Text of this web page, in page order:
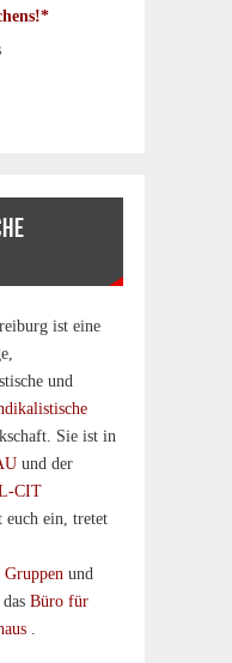
ist eine
und
Sie ist in
und der
CIT
euch ein, tretet
Gruppenund
dasBüro für